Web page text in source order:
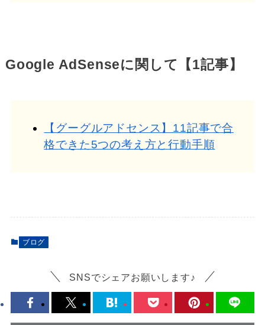
Google AdSenseに関して【1記事】
【グーグルアドセンス】11記事で合
格できた5つの考え方と行動手順
ブログ
SNSでシェアお願いします♪